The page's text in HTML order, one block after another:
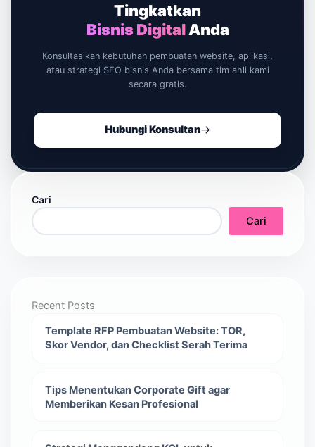
Tingkatkan
Bisnis DigitalAnda
Konsultasikan kebutuhan pembuatan website, aplikasi,
atau strategi SEO bisnis Anda bersama tim ahli kami
secara gratis.
Hubungi Konsultan
Cari
Cari
Recent Posts
Template RFP Pembuatan Website: TOR,
Skor Vendor, dan Checklist Serah Terima
Tips Menentukan Corporate Gift agar
Memberikan Kesan Profesional